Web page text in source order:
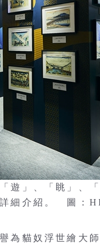
遊」、「眺」、
詳細介紹。 圖：
為貓奴浮世繪大